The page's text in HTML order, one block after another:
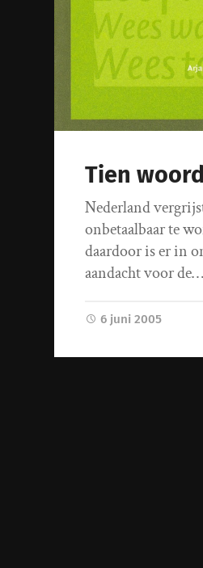
Tien
Nederland
onbetaalbaar te
daardoor is er in
aandacht voor de…
6 juni 2005